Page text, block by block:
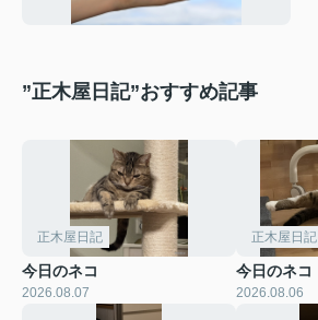
”正木屋日記”おすすめ記事
正木屋日記
今日のネコ
2026.08.07
正木屋日記
今日のネコ
2026.08.06